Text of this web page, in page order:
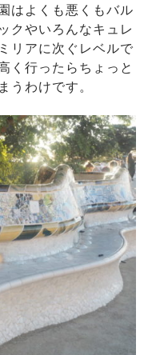
はよくも悪くもバル
クやいろんなキュレ
リアに次ぐレベルで
く行ったらちょっと
うわけです。